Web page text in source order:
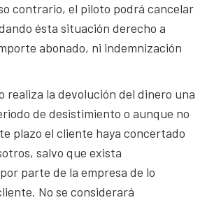
contrario, el piloto podrá cancelar
ésta situación derecho a
abonado, ni indemnización
realiza la devolución del dinero una
de desistimiento o aunque no
plazo el cliente haya concertado
salvo que exista
parte de la empresa de lo
No se considerará